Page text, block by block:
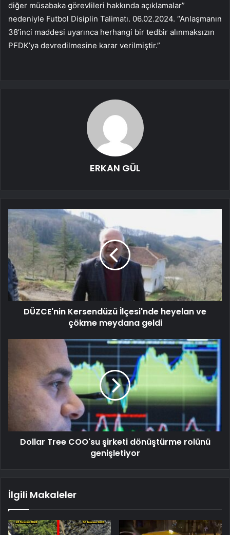
diğer müsabaka görevlileri hakkında açıklamalar”
nedeniyle Futbol Disiplin Talimatı. 06.02.2024. “Anlaşmanın
38’inci maddesi uyarınca herhangi bir tedbir alınmaksızın
PFDK’ya devredilmesine karar verilmiştir.”
ERKAN GÜL
DÜZCE'nin Kersendüzü İlçesi'nde heyelan ve
çökme meydana geldi
Dollar Tree COO'su şirketi dönüştürme rolünü
genişletiyor
İlgili Makaleler